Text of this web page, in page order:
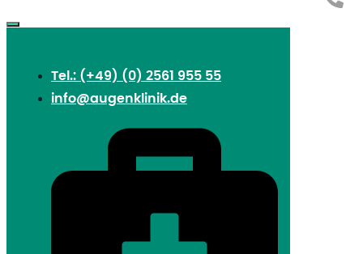
Tel.: (+49) (0) 2561 955 55
info@augenklinik.de